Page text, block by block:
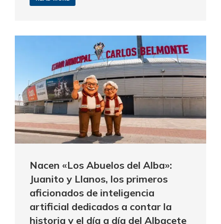
Nacen «Los Abuelos del Alba»:
Juanito y Llanos, los primeros
aficionados de inteligencia
artificial dedicados a contar la
historia y el día a día del Albacete